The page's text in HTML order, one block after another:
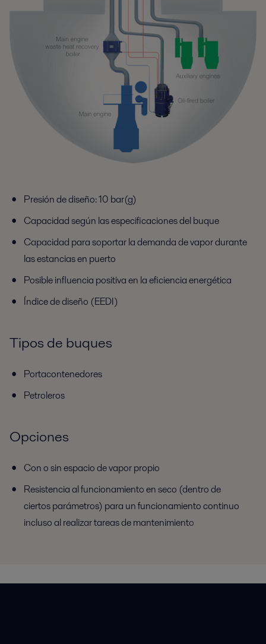
Presión de diseño: 10 bar(g)
Capacidad según las especificaciones del buque
Capacidad para soportar la demanda de vapor durante
las estancias en puerto
Posible influencia positiva en la eficiencia energética
Índice de diseño (EEDI)
Tipos de buques
Portacontenedores
Petroleros
Opciones
Con o sin espacio de vapor propio
Resistencia al funcionamiento en seco (dentro de
ciertos parámetros) para un funcionamiento continuo
incluso al realizar tareas de mantenimiento